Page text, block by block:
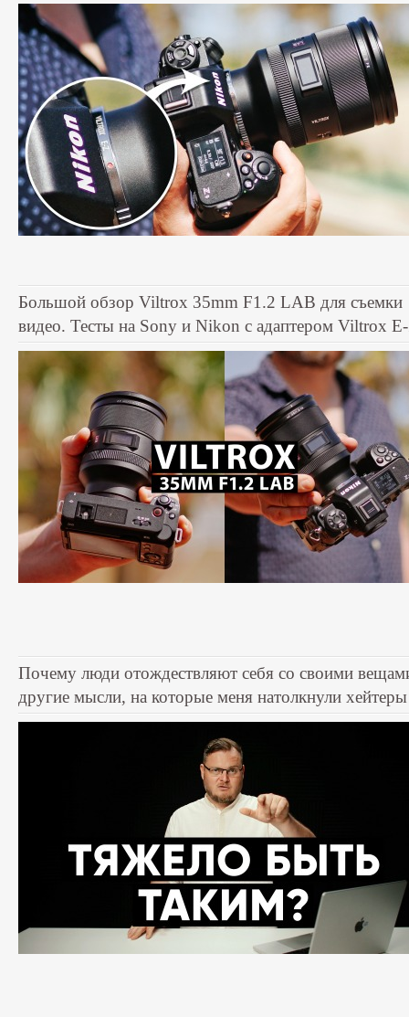
Большой обзор Viltrox 35mm F1.2 LAB для съемки
видео. Тесты на Sony и Nikon с адаптером Viltrox
Почему люди отождествляют себя со своими
другие мысли, на которые меня натолкнули хейтеры